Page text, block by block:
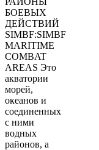
БОЕВЫХ
ДЕЙСТВИЙ
SIMBF:SIMBF
MARITIME
COMBAT
AREAS Это
акватории
морей,
океанов и
соединенных
с ними
водных
районов, а